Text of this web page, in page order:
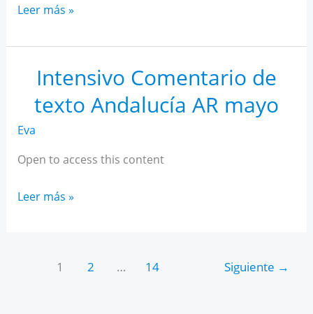
Curso
para
estudiantes
Leer más »
Intensivo Comentario de
texto Andalucía AR mayo
Eva
Open to access this content
Intensivo
Andalucía
Leer más »
1 2 … 14 Siguiente →